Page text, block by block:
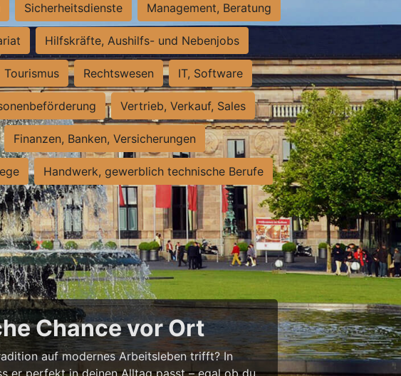
Sicherheitsdienste Management, Beratung
Hilfskräfte, Aushilfs- und Nebenjobs
Tourismus Rechtswesen IT, Software
Vertrieb, Verkauf, Sales
Finanzen, Banken, Versicherungen
Handwerk, gewerblich technische Berufe
Chance vor Ort
auf modernes Arbeitsleben trifft? In